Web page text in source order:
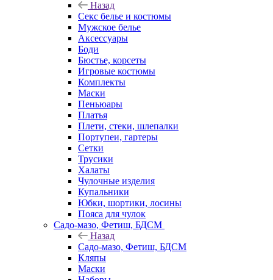
Назад
Секс белье и костюмы
Мужское белье
Аксессуары
Боди
Бюстье, корсеты
Игровые костюмы
Комплекты
Маски
Пеньюары
Платья
Плети, стеки, шлепалки
Портупеи, гартеры
Сетки
Трусики
Халаты
Чулочные изделия
Купальники
Юбки, шортики, лосины
Пояса для чулок
Садо-мазо, Фетиш, БДСМ
Назад
Садо-мазо, Фетиш, БДСМ
Кляпы
Маски